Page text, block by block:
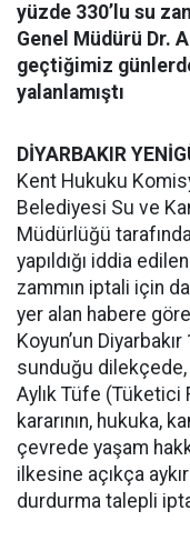
yüzde 330’lu su
Genel Müdürü Dr.
geçtiğimiz
yalanlamıştı
DİYARBAKIR
Kent Hukuku
Belediyesi Su ve
Müdürlüğü
yapıldığı iddia
zammın iptali için
yer alan habere
Koyun’un
sunduğu dilekçede,
Aylık Tüfe (Tüketici
kararının, hukuka,
çevrede yaşam
ilkesine açıkça
durdurma talepli